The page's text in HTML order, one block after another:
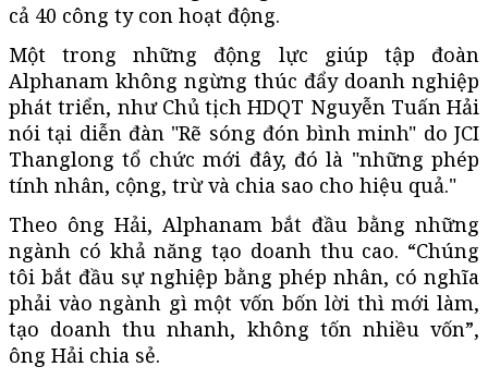
cả 40 công ty con hoạt động.
Một trong những động lực giúp tập đoàn
Alphanam không ngừng thúc đẩy doanh nghiệp
phát triển, như Chủ tịch HDQT Nguyễn Tuấn Hải
nói tại diễn đàn "Rẽ sóng đón bình minh" do JCI
Thanglong tổ chức mới đây, đó là "những phép
tính nhân, cộng, trừ và chia sao cho hiệu quả."
Theo ông Hải, Alphanam bắt đầu bằng những
ngành có khả năng tạo doanh thu cao. “Chúng
tôi bắt đầu sự nghiệp bằng phép nhân, có nghĩa
phải vào ngành gì một vốn bốn lời thì mới làm,
tạo doanh thu nhanh, không tốn nhiều vốn”,
ông Hải chia sẻ.